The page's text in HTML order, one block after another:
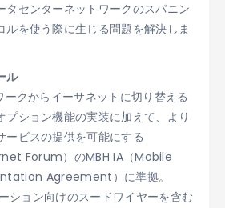
タセンターネットワークのスパニン
ルを使う際に生じる問題を解決しま
ル
ークからイーサネットに切り替える
プション機能の実装に加えて、より
ービスの提供を可能にする
Forum）のMBH IA（Mobile
Agreement）に準拠。
ション向けのスードワイヤーを含む